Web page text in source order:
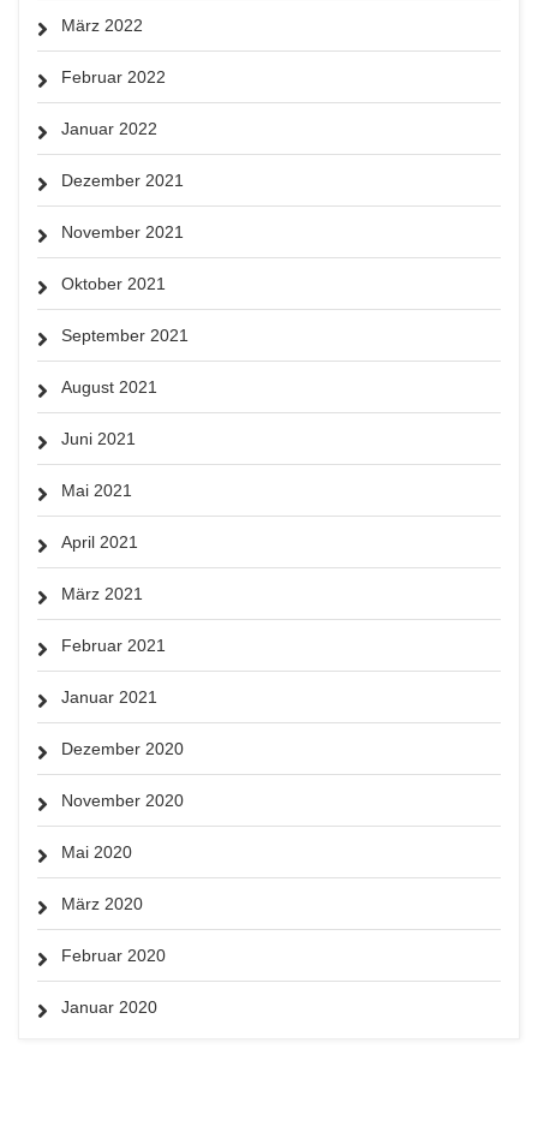
März 2022
Februar 2022
Januar 2022
Dezember 2021
November 2021
Oktober 2021
September 2021
August 2021
Juni 2021
Mai 2021
April 2021
März 2021
Februar 2021
Januar 2021
Dezember 2020
November 2020
Mai 2020
März 2020
Februar 2020
Januar 2020